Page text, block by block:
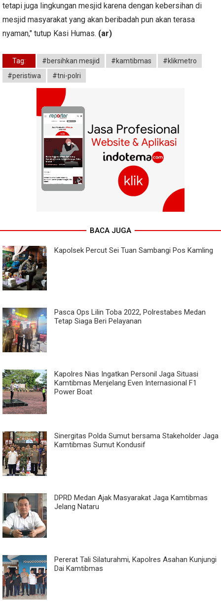
tetapi juga lingkungan mesjid karena dengan kebersihan di
mesjid masyarakat yang akan beribadah pun akan terasa
nyaman," tutup Kasi Humas. (ar)
Tag: #bersihkan mesjid #kamtibmas
#klikmetro
#peristiwa
#tni-polri
BACA JUGA
Kapolsek Percut Sei Tuan Sambangi Pos Kamling
Pasca Ops Lilin Toba 2022, Polrestabes Medan
Tetap Siaga Beri Pelayanan
Kapolres Nias Ingatkan Personil Jaga Situasi
Kamtibmas Menjelang Even Internasional F1
Power Boat
Sinergitas Polda Sumut bersama Stakeholder Jaga
Kamtibmas Sumut Kondusif
DPRD Medan Ajak Masyarakat Jaga Kamtibmas
Jelang Nataru
Pererat Tali Silaturahmi, Kapolres Asahan Kunjungi
Dai Kamtibmas